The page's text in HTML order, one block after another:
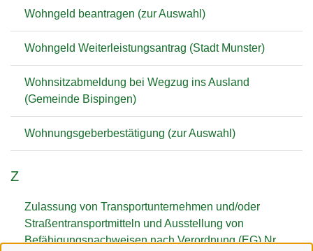
Wohngeld beantragen (zur Auswahl)
Wohngeld Weiterleistungsantrag (Stadt Munster)
Wohnsitzabmeldung bei Wegzug ins Ausland
(Gemeinde Bispingen)
Wohnungsgeberbestätigung (zur Auswahl)
Z
Zulassung von Transportunternehmen und/oder
Straßentransportmitteln und Ausstellung von
Befähigungsnachweisen nach Verordnung (EG) Nr.